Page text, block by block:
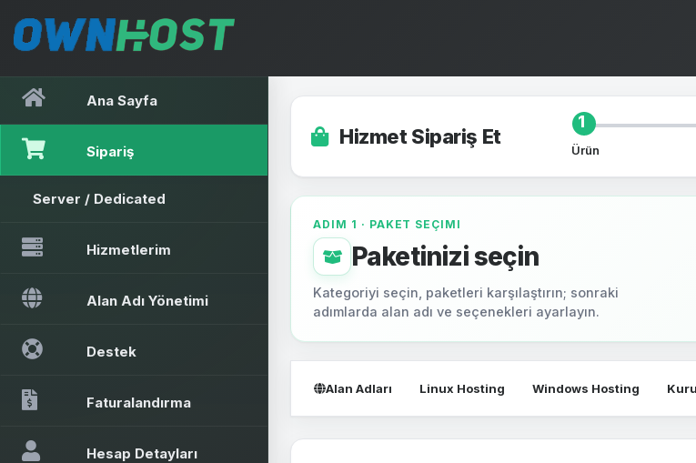
Ana Sayfa
Sipariş
Server / Dedicated
Hizmetlerim
Alan Adı Yönetimi
Destek
Faturalandırma
Hesap Detayları
Hizmet Sipariş Et
1
Ürün
ADIM 1 · PAKET SEÇIMI
Paketinizi seçin
Kategoriyi seçin, paketleri karşılaştırın; sonraki
adımlarda alan adı ve seçenekleri ayarlayın.
Alan Adları Linux Hosting Windows Hosting